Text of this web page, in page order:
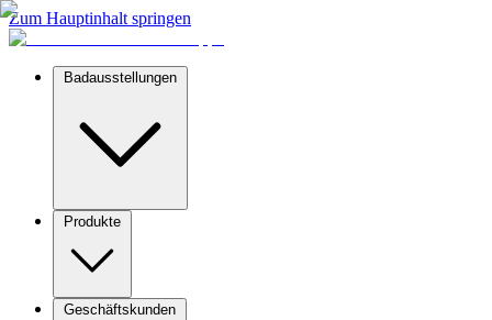
Zum Hauptinhalt springen
Badausstellungen
Produkte
Geschäftskunden